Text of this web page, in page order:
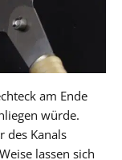
am Ende
würde.
des Kanals
lassen sich